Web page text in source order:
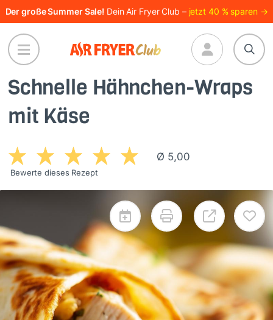
Direkt
zum
Inhalt
Der große Summer Sale! Dein Air Fryer Club – jetzt 40 % sparen →
Schnelle Hähnchen-Wraps
mit Käse
Ø 5,00
Bewerte dieses Rezept